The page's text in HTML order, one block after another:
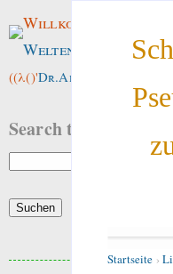
Startseite ›
Willkommen im
Weltenwald
((λ()'Dr.ArneBab
Search this site: